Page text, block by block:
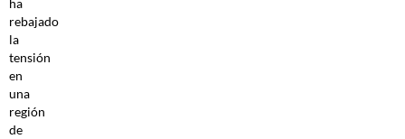
ha
rebajado
la
tensión
en
una
región
de